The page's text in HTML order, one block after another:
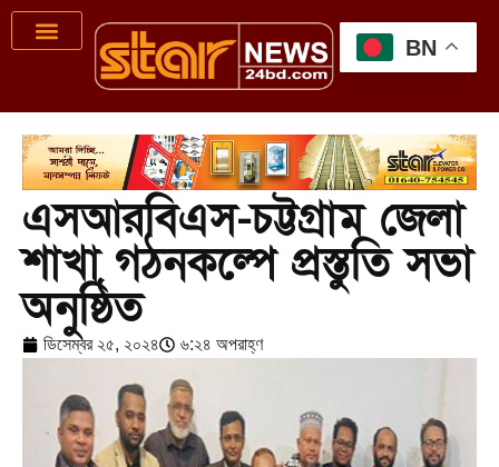
এসআরবিএস-চট্টগ্রাম জেলা
শাখা গঠনকল্পে প্রস্তুতি সভা
অনুষ্ঠিত
ডিসেম্বর ২৫, ২০২৪ ৬:২৪ অপরাহ্ণ
BN